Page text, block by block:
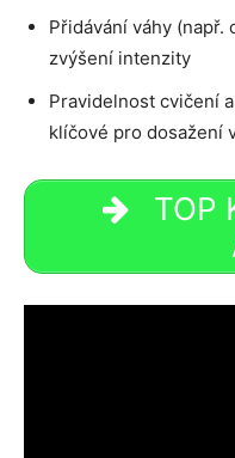
Přidávání váhy
zvýšení intenzity
Pravidelnost cvičení
klíčové pro dosažení
TOP